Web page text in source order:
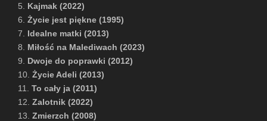
5. Kajmak (2022)
6. Życie jest piękne (1995)
7. Idealne matki (2013)
8. Miłość na Malediwach (2023)
9. Dwoje do poprawki (2012)
10. Życie Adeli (2013)
11. To cały ja (2011)
12. Zalotnik (2022)
13. Zmierzch (2008)